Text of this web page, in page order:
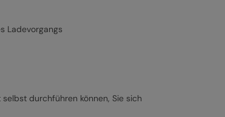
Ladevorgangs
durchführen können, Sie sich